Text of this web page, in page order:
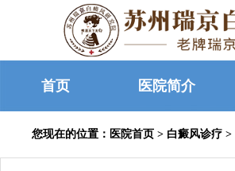
首页 医院简介
您现在的位置： 医院首页 > 白癜风诊疗 >